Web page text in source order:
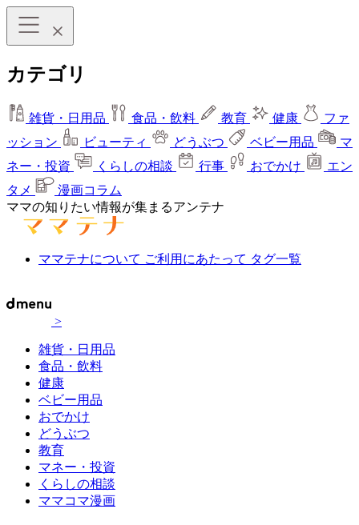
カテゴリ
雑貨・日用品 食品・飲料 教育 健康
ファ
ッション
ビューティ どうぶつ ベビー用品
マ
ネー・投資
くらしの相談 行事 おでかけ
エン
タメ
漫画コラム
ママの知りたい情報が集まるアンテナ
ママテナについて ご利用にあたって タグ一覧
>
雑貨・日用品
食品・飲料
健康
ベビー用品
おでかけ
どうぶつ
教育
マネー・投資
くらしの相談
ママコマ漫画